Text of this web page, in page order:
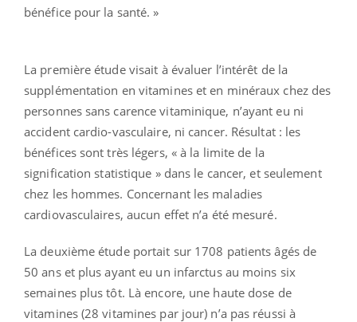
bénéfice pour la santé. »
La première étude visait à évaluer l’intérêt de la
supplémentation en vitamines et en minéraux chez des
personnes sans carence vitaminique, n’ayant eu ni
accident cardio-vasculaire, ni cancer. Résultat : les
bénéfices sont très légers, « à la limite de la
signification statistique » dans le cancer, et seulement
chez les hommes. Concernant les maladies
cardiovasculaires, aucun effet n’a été mesuré.
La deuxième étude portait sur 1708 patients âgés de
50 ans et plus ayant eu un infarctus au moins six
semaines plus tôt. Là encore, une haute dose de
vitamines (28 vitamines par jour) n’a pas réussi à